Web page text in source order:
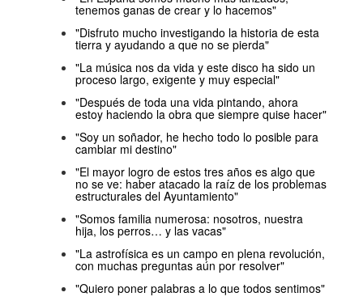
tenemos ganas de crear y lo hacemos"
"Disfruto mucho investigando la historia de esta
tierra y ayudando a que no se pierda"
"La música nos da vida y este disco ha sido un
proceso largo, exigente y muy especial"
"Después de toda una vida pintando, ahora
estoy haciendo la obra que siempre quise hacer"
"Soy un soñador, he hecho todo lo posible para
cambiar mi destino"
"El mayor logro de estos tres años es algo que
no se ve: haber atacado la raíz de los problemas
estructurales del Ayuntamiento"
"Somos familia numerosa: nosotros, nuestra
hija, los perros… y las vacas"
"La astrofísica es un campo en plena revolución,
con muchas preguntas aún por resolver"
"Quiero poner palabras a lo que todos sentimos"